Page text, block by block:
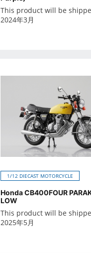
This product will be
2024年3月
1/12 DIECAST MOTORCYCLE
Honda CB400FOUR
LOW
This product will be
2025年5月